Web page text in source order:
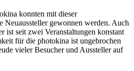
konnten mit dieser
Neuaussteller gewonnen werden. Auch
ist seit zwei Veranstaltungen konstant
für die photokina ist ungebrochen
vieler Besucher und Aussteller auf